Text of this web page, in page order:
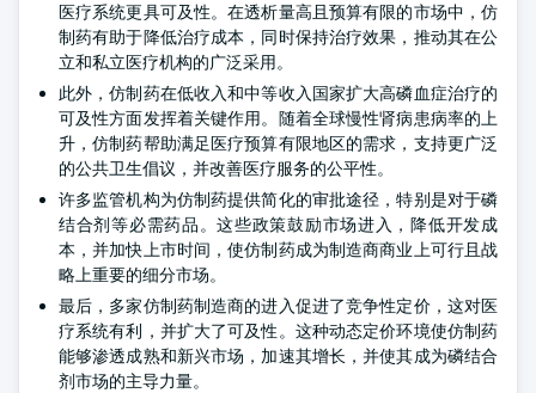
医疗系统更具可及性。在透析量高且预算有限的市场中，仿
制药有助于降低治疗成本，同时保持治疗效果，推动其在公
立和私立医疗机构的广泛采用。
此外，仿制药在低收入和中等收入国家扩大高磷血症治疗的
可及性方面发挥着关键作用。随着全球慢性肾病患病率的上
升，仿制药帮助满足医疗预算有限地区的需求，支持更广泛
的公共卫生倡议，并改善医疗服务的公平性。
许多监管机构为仿制药提供简化的审批途径，特别是对于磷
结合剂等必需药品。这些政策鼓励市场进入，降低开发成
本，并加快上市时间，使仿制药成为制造商商业上可行且战
略上重要的细分市场。
最后，多家仿制药制造商的进入促进了竞争性定价，这对医
疗系统有利，并扩大了可及性。这种动态定价环境使仿制药
能够渗透成熟和新兴市场，加速其增长，并使其成为磷结合
剂市场的主导力量。